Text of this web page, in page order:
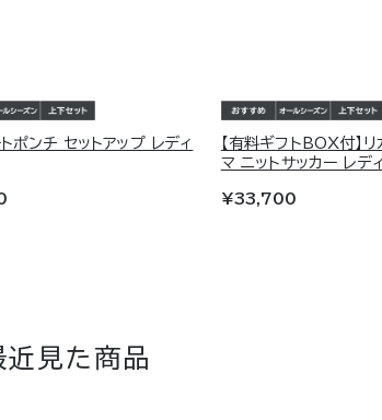
ポンチ セットアップ レディ
【有料ギフトBOX付】
マ ニットサッカー レデ
¥33,700
近見た商品